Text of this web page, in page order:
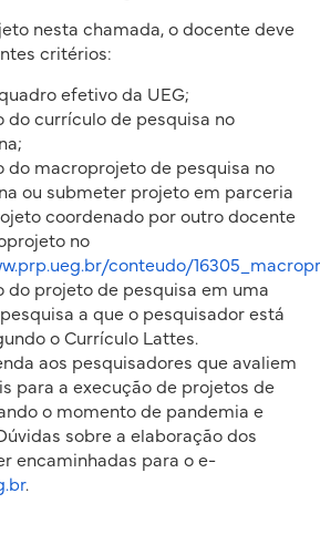
nesta chamada, o docente deve
critérios:
efetivo da UEG;
do currículo de pesquisa no
do macroprojeto de pesquisa no
ou submeter projeto em parceria
coordenado por outro docente
no
conteudo/
do projeto de pesquisa em uma
a que o pesquisador está
o Currículo Lattes.
aos pesquisadores que avaliem
para a execução de projetos de
o momento de pandemia e
sobre a elaboração dos
encaminhadas para o e-
.